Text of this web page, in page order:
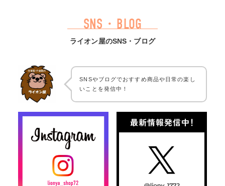
SNS・BLOG
ライオン屋のSNS・ブログ
SNSやブログでおすすめ商品や日常の楽し
いことを発信中！